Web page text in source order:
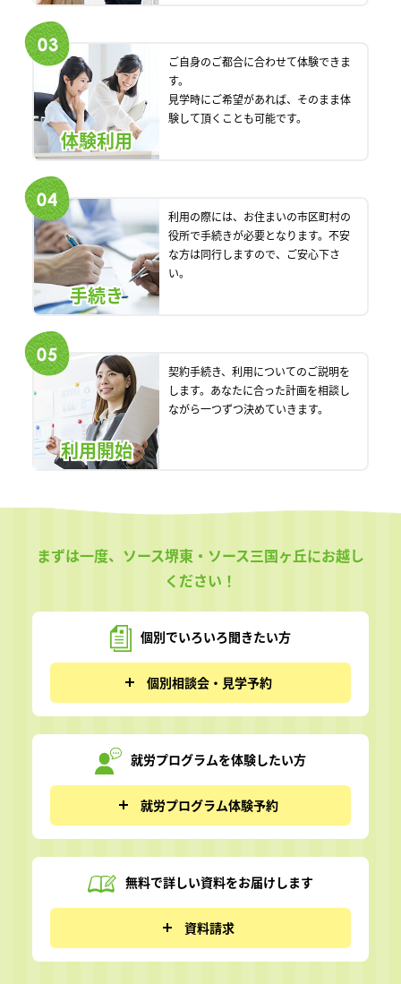
体験利用
ご自身のご都合に合わせて体験できま
す。
見学時にご希望があれば、そのまま体
験して頂くことも可能です。
手続き
利用の際には、お住まいの市区町村の
役所で手続きが必要となります。不安
な方は同行しますので、ご安心下さ
い。
利用開始
契約手続き、利用についてのご説明を
します。あなたに合った計画を相談し
ながら一つずつ決めていきます。
まずは一度、ソース堺東・ソース三国ヶ丘にお越し
ください！
個別でいろいろ聞きたい方
個別相談会・見学予約
就労プログラムを体験したい方
就労プログラム体験予約
無料で詳しい資料をお届けします
資料請求